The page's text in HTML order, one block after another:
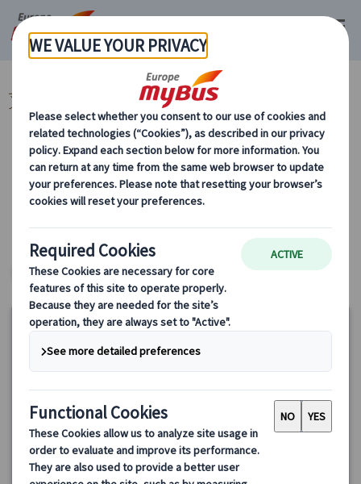
マイバス・ヨーロッパ イギリス (48) ロンドン (48)
イベートツアー・専用車観光 (16)
カテゴリーから探す
ロンドン発 プライベートツアー・専用車観
ヨーロッパ・プライベートツアー
10%